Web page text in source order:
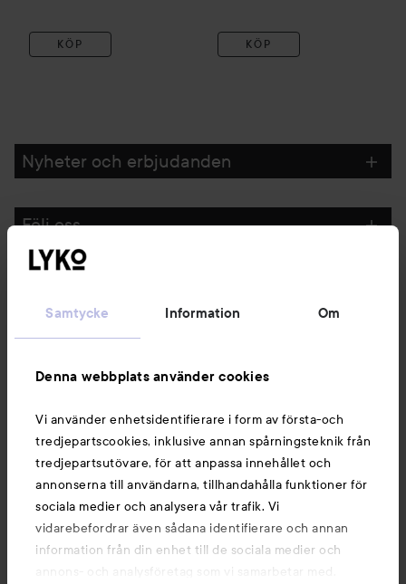
Samtycke Information Om
Denna webbplats använder cookies
Vi använder enhetsidentifierare i form av första-och
tredjepartscookies, inklusive annan spårningsteknik från
tredjepartsutövare, för att anpassa innehållet och
annonserna till användarna, tillhandahålla funktioner för
sociala medier och analysera vår trafik. Vi
vidarebefordrar även sådana identifierare och annan
information från din enhet till de sociala medier och
annons- och analysföretag som vi samarbetar med.
KÖP KÖP
Nyheter och erbjudanden
Följ oss
Du kanske också gillar